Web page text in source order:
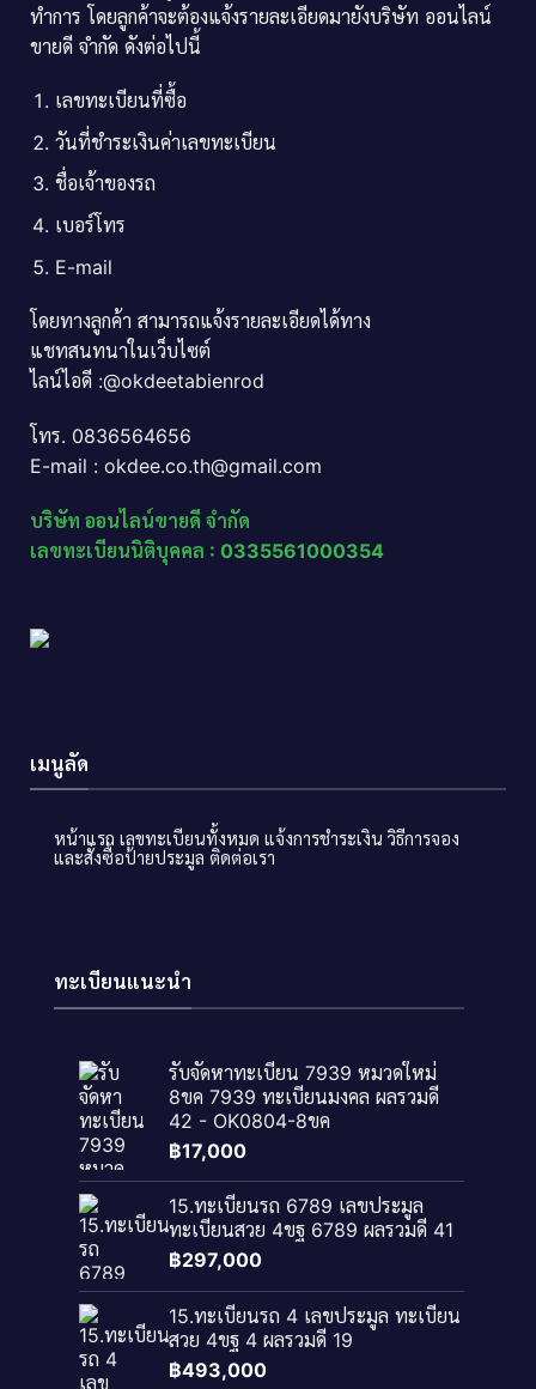
ทำการ โดยลูกค้าจะต้องแจ้งรายละเอียดมายังบริษัท ออนไลน์
ขายดี จำกัด ดังต่อไปนี้
เลขทะเบียนที่ซื้อ
วันที่ชำระเงินค่าเลขทะเบียน
ชื่อเจ้าของรถ
เบอร์โทร
E-mail
โดยทางลูกค้า สามารถแจ้งรายละเอียดได้ทาง
แชทสนทนาในเว็บไซต์
ไลน์ไอดี :@okdeetabienrod
โทร. 0836564656
E-mail : okdee.co.th@gmail.com
บริษัท ออนไลน์ขายดี จำกัด
เลขทะเบียนนิติบุคคล : 0335561000354
เมนูลัด
หน้าแรก เลขทะเบียนทั้งหมด แจ้งการชำระเงิน วิธีการจอง
และสั่งซื้อป้ายประมูล ติดต่อเรา
ทะเบียนแนะนำ
รับจัดหาทะเบียน 7939 หมวดใหม่
8ขค 7939 ทะเบียนมงคล ผลรวมดี
42 - OK0804-8ขค
฿17,000
15.ทะเบียนรถ 6789 เลขประมูล
ทะเบียนสวย 4ขฐ 6789 ผลรวมดี 41
฿297,000
15.ทะเบียนรถ 4 เลขประมูล ทะเบียน
สวย 4ขฐ 4 ผลรวมดี 19
฿493,000